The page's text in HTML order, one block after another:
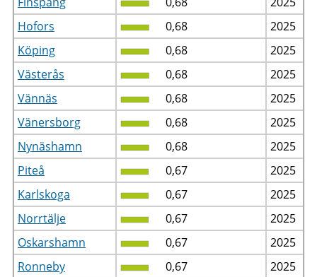
Hofors
0,68
2025
Köping
0,68
2025
Västerås
0,68
2025
Vännäs
0,68
2025
Vänersborg
0,68
2025
Nynäshamn
0,68
2025
Piteå
0,67
2025
Karlskoga
0,67
2025
Norrtälje
0,67
2025
Oskarshamn
0,67
2025
Ronneby
0,67
2025